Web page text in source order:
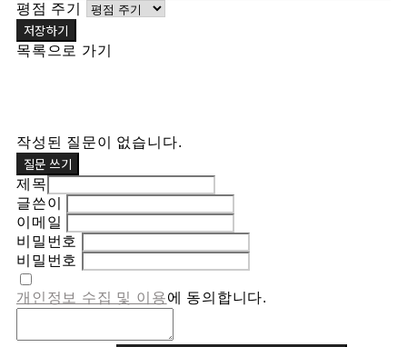
평점 주기
저장하기
목록으로 가기
작성된 질문이 없습니다.
질문 쓰기
제목
글쓴이
이메일
비밀번호
비밀번호
개인정보 수집 및 이용에 동의합니다.